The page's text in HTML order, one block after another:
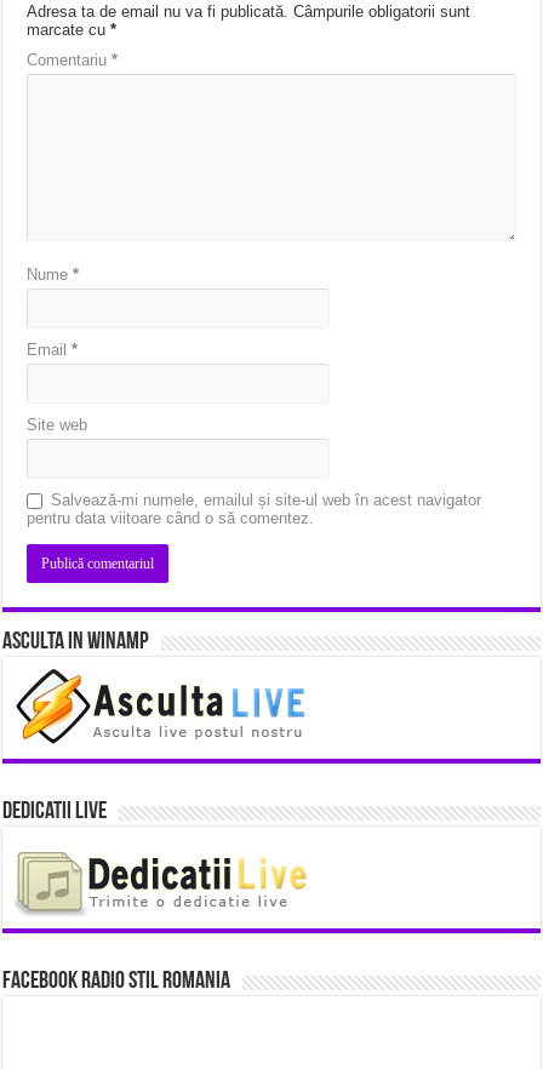
Adresa ta de email nu va fi publicată. Câmpurile obligatorii sunt
marcate cu*
Comentariu*
Nume*
Email*
Site web
Salvează-mi numele, emailul și site-ul web în acest navigator
pentru data viitoare când o să comentez.
Asculta in Winamp
Dedicatii Live
Facebook Radio Stil Romania